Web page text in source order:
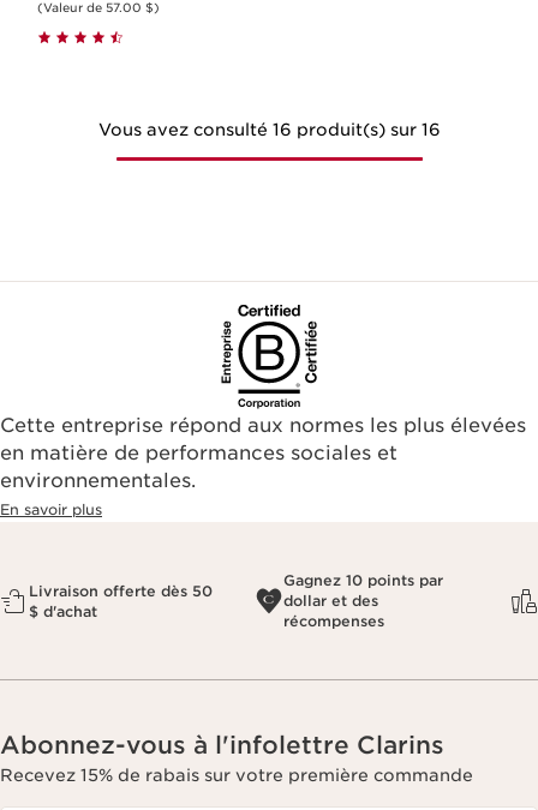
(Valeur de 57.00 $)
Vous avez consulté 16 produit(s) sur 16
Cette entreprise répond aux normes les plus élevées
en matière de performances sociales et
environnementales.​
En savoir plus
Livraison offerte dès 50
$ d'achat
Gagnez 10 points par
dollar et des
récompenses
Abonnez-vous à l'infolettre Clarins
Recevez 15% de rabais sur votre première commande